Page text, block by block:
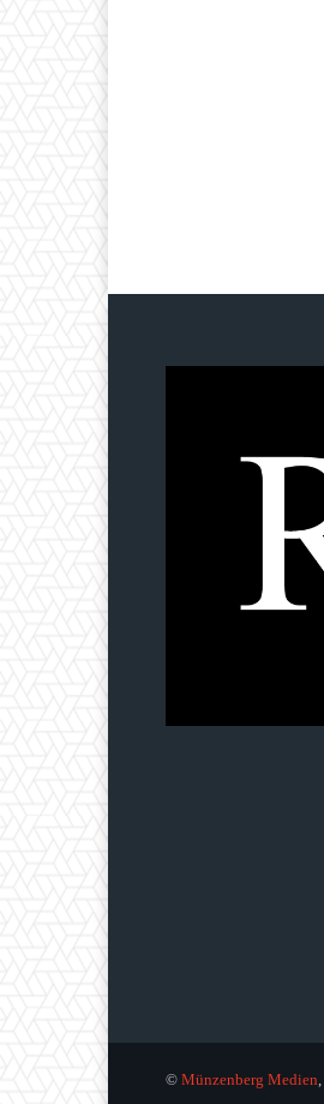
© Münzenberg Medien